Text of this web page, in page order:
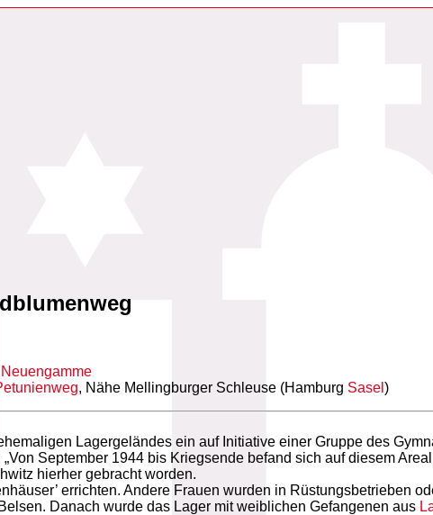
Neuengamme
, Nähe Mellingburger Schleuse (Hamburg Sasel)
Lagergeländes ein auf Initiative einer Gruppe des
September 1944 bis Kriegsende befand sich auf diesem
hierher gebracht worden.
errichten. Andere Frauen wurden in Rüstungsbetrieben
Danach wurde das Lager mit weiblichen Gefangenen aus